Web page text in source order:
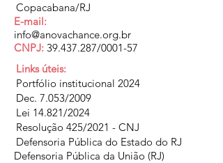
Copacabana/RJ
E-mail:
info@anovachance.org.br
CNPJ: 39.437.287/0001-57
Links úteis:
Portfólio institucional 2024
Dec. 7.053/2009
Lei 14.821/2024
Resolução 425/2021 - CNJ
Defensoria Pública do Estado do RJ
Defensoria Pública da União (RJ)